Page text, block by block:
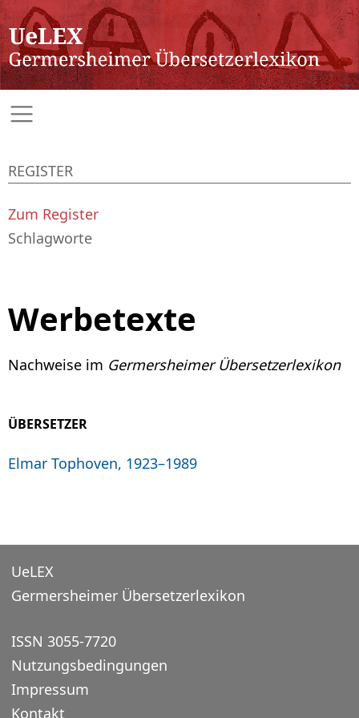
Werbetexte
Nachweise im Germersheimer Übersetzerlexikon
ÜBERSETZER
Elmar Tophoven, 1923–1989
REGISTER
Zum Register
Schlagworte
UeLEX
Germersheimer Übersetzerlexikon
ISSN 3055-7720
Nutzungsbedingungen
Impressum
Kontakt